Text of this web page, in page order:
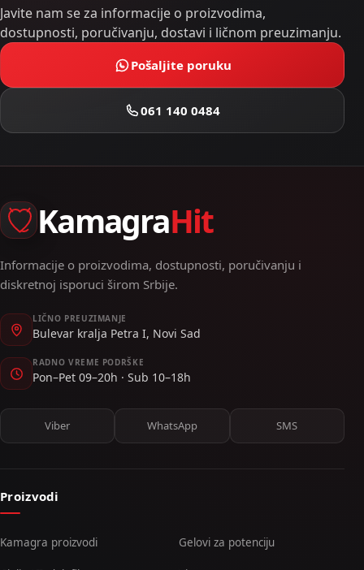
Javite nam se za informacije o proizvodima,
dostupnosti, poručivanju, dostavi i ličnom preuzimanju.
Pošaljite poruku
061 140 0484
KamagraHit
Informacije o proizvodima, dostupnosti, poručivanju i
diskretnoj isporuci širom Srbije.
LIČNO PREUZIMANJE
Bulevar kralja Petra I, Novi Sad
RADNO VREME PODRŠKE
Pon–Pet 09–20h · Sub 10–18h
Viber WhatsApp SMS
Proizvodi
Kamagra proizvodi Gelovi za potenciju